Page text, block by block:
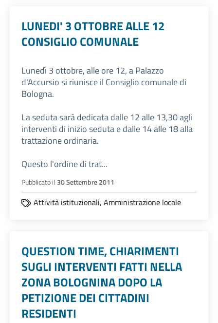
LUNEDI' 3 OTTOBRE ALLE 12
CONSIGLIO COMUNALE
Lunedì 3 ottobre, alle ore 12, a Palazzo
d'Accursio si riunisce il Consiglio comunale di
Bologna.
La seduta sarà dedicata dalle 12 alle 13,30 agli
interventi di inizio seduta e dalle 14 alle 18 alla
trattazione ordinaria.
Questo l'ordine di trat...
Pubblicato il 30 Settembre 2011
Attività istituzionali, Amministrazione locale
QUESTION TIME, CHIARIMENTI
SUGLI INTERVENTI FATTI NELLA
ZONA BOLOGNINA DOPO LA
PETIZIONE DEI CITTADINI
RESIDENTI